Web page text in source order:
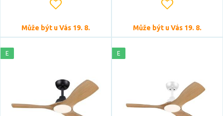
dálkové ovládání
RGB
Může být u Vás 19. 8. Může být u Vás 19. 8.
E E